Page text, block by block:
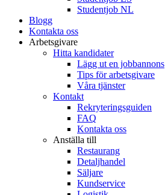
Studentjob NL
Blogg
Kontakta oss
Arbetsgivare
Hitta kandidater
Lägg ut en jobbannons
Tips för arbetsgivare
Våra tjänster
Kontakt
Rekryteringsguiden
FAQ
Kontakta oss
Anställa till
Restaurang
Detaljhandel
Säljare
Kundservice